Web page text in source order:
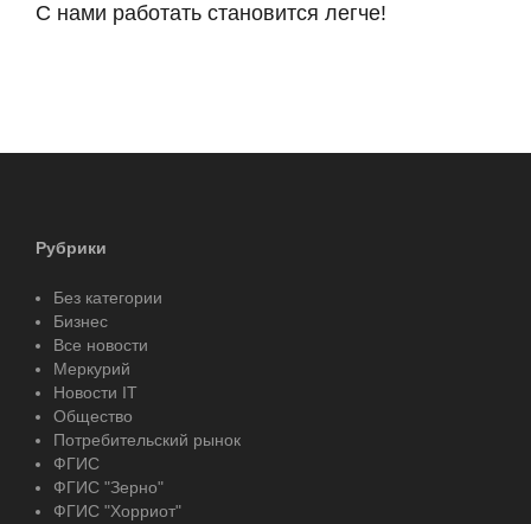
С нами работать становится легче!
Рубрики
Без категории
Бизнес
Все новости
Меркурий
Новости IT
Общество
Потребительский рынок
ФГИС
ФГИС "Зерно"
ФГИС "Хорриот"